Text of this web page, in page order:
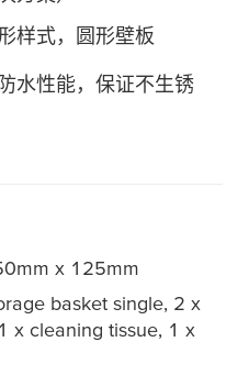
样式，圆形壁板
水性能，保证不生锈
x 125mm
basket single, 2 x
x cleaning tissue, 1 x